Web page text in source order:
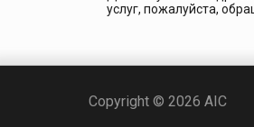
услуг, пожалуйста,
Copyright © 2026 AIC